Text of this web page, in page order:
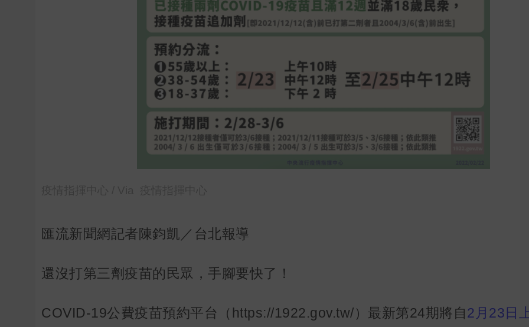
匯流新聞網記者陳鈞凱／台北報導
還沒打第三劑疫苗的民眾，手腳要快了！
COVID-19公費疫苗預約平台（https://1922.gov.tw/）最新第24期將自2月23日